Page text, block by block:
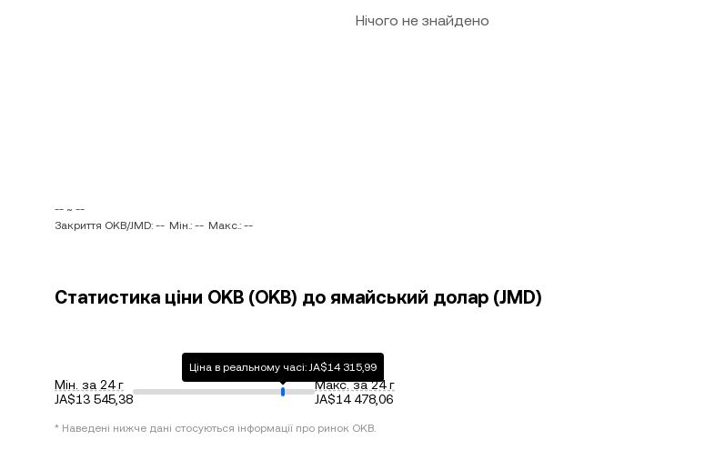
Нічого не знайдено
-- ~ --
Закриття OKB/JMD: -- Мін.: -- Макс.: --
Статистика ціни OKB (OKB) до ямайський долар (JMD)
Мін. за 24 г
JA$13 545,38
Ціна в реальному часі: JA$14 315,99
Макс. за 24 г
JA$14 478,06
* Наведені нижче дані стосуються інформації про ринок OKB.